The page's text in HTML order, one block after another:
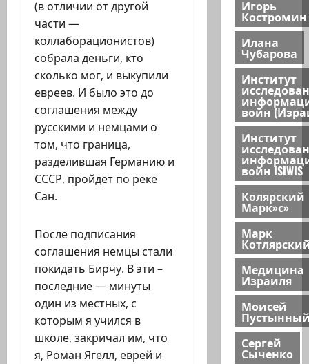
(в отличии от другой
части —
коллаборационистов)
собрала деньги, кто
сколько мог, и выкупили
евреев. И было это до
соглашения между
русскими и немцами о
том, что граница,
разделившая Германию и
СССР, пройдет по реке
Сан.
После подписания
соглашения немцы стали
покидать Бирчу. В эти –
последние — минуты
один из местных, с
которым я учился в
школе, закричал им, что
я, Роман Ягелл, еврей и
Игорь
Костромин
Илана
Чубарова
Институт
войн
Институт
войн ISIWIS
Колярский
Марк»с»
Марк
Медицина
Израиля
Моисей
Сергей
Сыченко